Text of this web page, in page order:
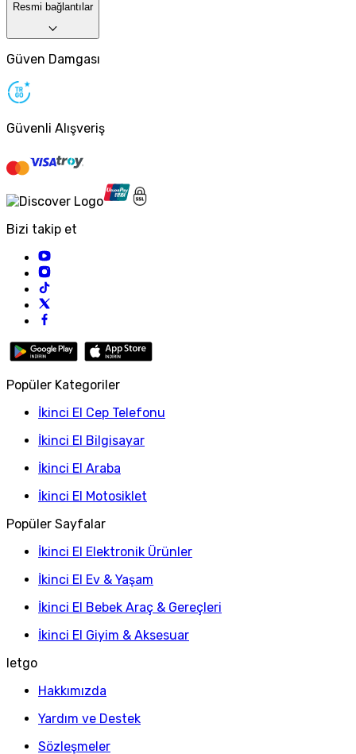
Resmi bağlantılar
Güven Damgası
Güvenli Alışveriş
Bizi takip et
Popüler Kategoriler
İkinci El Cep Telefonu
İkinci El Bilgisayar
İkinci El Araba
İkinci El Motosiklet
Popüler Sayfalar
İkinci El Elektronik Ürünler
İkinci El Ev & Yaşam
İkinci El Bebek Araç & Gereçleri
İkinci El Giyim & Aksesuar
letgo
Hakkımızda
Yardım ve Destek
Sözleşmeler